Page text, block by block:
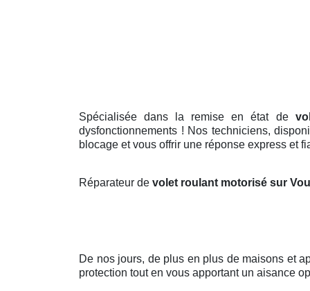
Spécialisée dans la remise en état de
dysfonctionnements ! Nos techniciens,
blocage et vous offrir une réponse express et
Réparateur de volet roulant motorisé sur
De nos jours, de plus en plus de maisons et
protection tout en vous apportant un aisance